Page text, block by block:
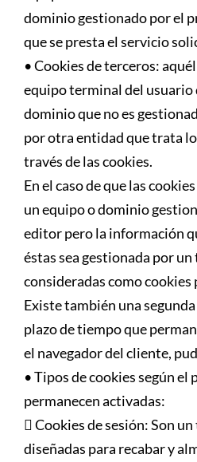
dominio gestionado por el
que se presta el servicio
• Cookies de terceros:
equipo terminal del usuario
dominio que no es
por otra entidad que trata
través de las cookies.
En el caso de que las
un equipo o dominio
editor pero la información
éstas sea gestionada por
consideradas como cookies
Existe también una
plazo de tiempo que
el navegador del cliente,
• Tipos de cookies según el
permanecen activadas:
 Cookies de sesión: Son
diseñadas para recabar y